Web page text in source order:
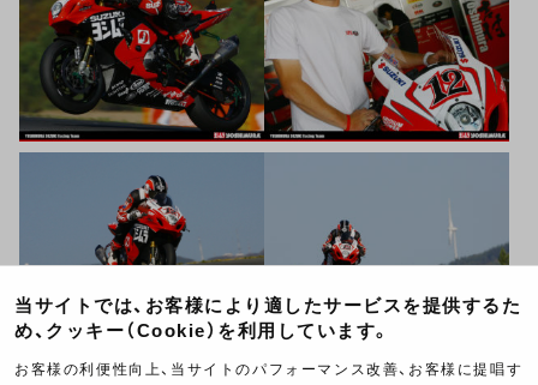
当サイトでは、お客様により適したサービスを提供するた
め、クッキー（Cookie）を利用しています。
お客様の利便性向上、当サイトのパフォーマンス改善、お客様に提唱す